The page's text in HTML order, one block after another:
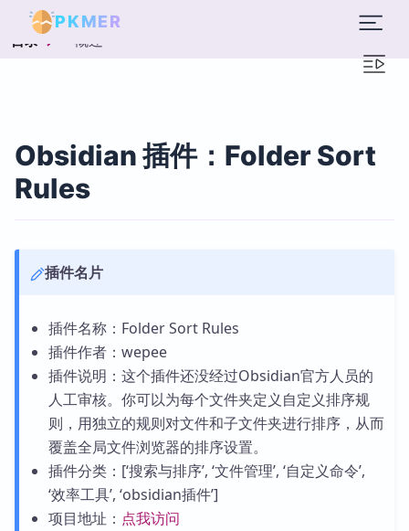
PKMER
目录 概述
Obsidian 插件：Folder Sort
Rules
插件名片
插件名称：Folder Sort Rules
插件作者：wepee
插件说明：这个插件还没经过Obsidian官方人员的
人工审核。你可以为每个文件夹定义自定义排序规
则，用独立的规则对文件和子文件夹进行排序，从而
覆盖全局文件浏览器的排序设置。
插件分类：[‘搜索与排序’, ‘文件管理’, ‘自定义命令’,
‘效率工具’, ‘obsidian插件’]
项目地址： 点我访问